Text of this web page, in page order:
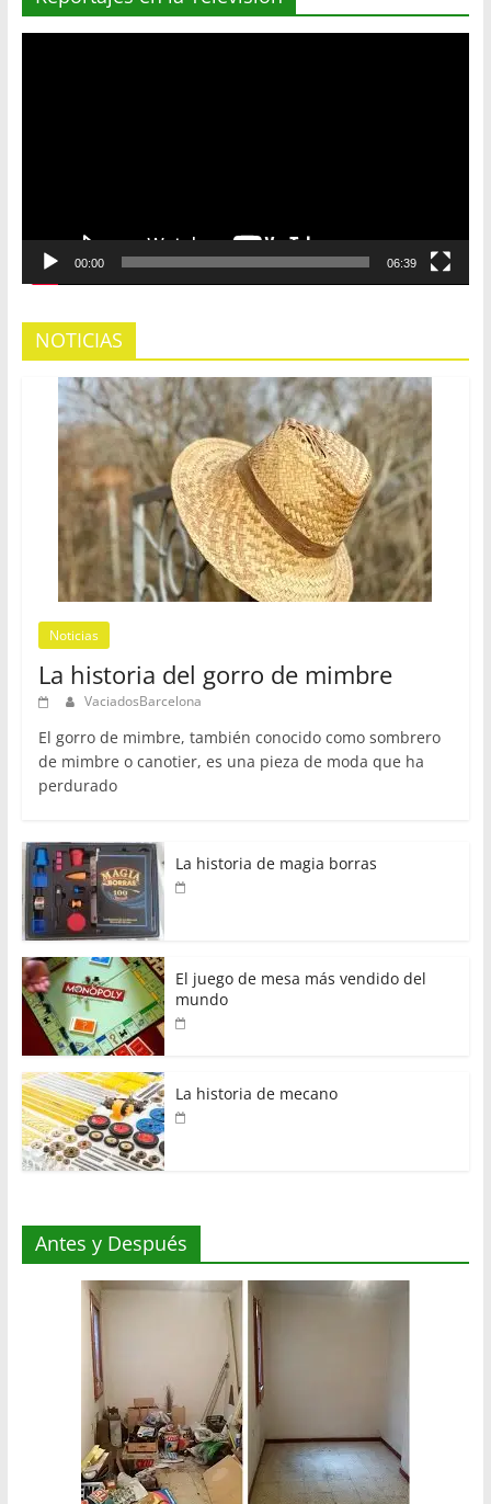
00:00 06:39
NOTICIAS
Noticias
La historia del gorro de mimbre
VaciadosBarcelona
El gorro de mimbre, también conocido como sombrero
de mimbre o canotier, es una pieza de moda que ha
perdurado
La historia de magia borras
El juego de mesa más vendido del
mundo
La historia de mecano
Antes y Después